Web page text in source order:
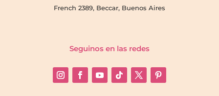
French 2389, Beccar, Buenos Aires
Seguinos en las redes